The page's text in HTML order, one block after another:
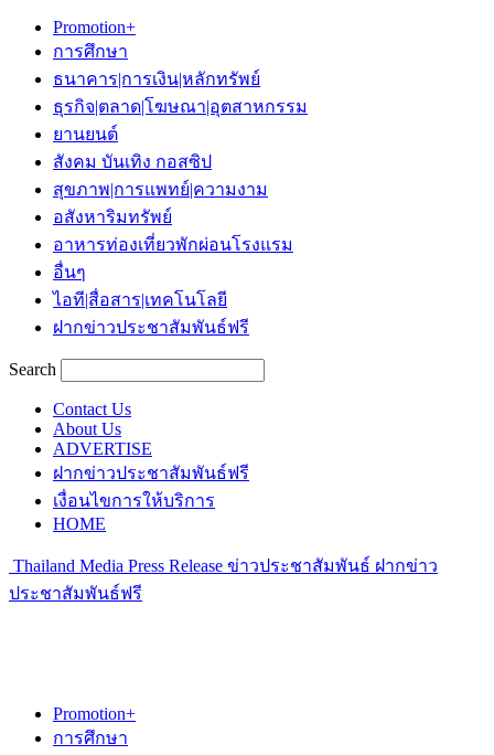
Promotion+
การศึกษา
ธนาคาร|การเงิน|หลักทรัพย์
ธุรกิจ|ตลาด|โฆษณา|อุตสาหกรรม
ยานยนต์
สังคม บันเทิง กอสซิป
สุขภาพ|การแพทย์|ความงาม
อสังหาริมทรัพย์
อาหารท่องเที่ยวพักผ่อนโรงแรม
อื่นๆ
ไอที|สื่อสาร|เทคโนโลยี
ฝากข่าวประชาสัมพันธ์ฟรี
Search
Contact Us
About Us
ADVERTISE
ฝากข่าวประชาสัมพันธ์ฟรี
เงื่อนไขการให้บริการ
HOME
Thailand Media Press Release ข่าวประชาสัมพันธ์ ฝากข่าว
ประชาสัมพันธ์ฟรี
Promotion+
การศึกษา